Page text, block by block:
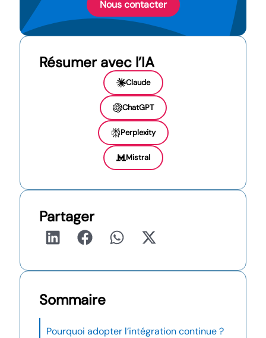
Nous contacter
Résumer avec l’IA
Claude
ChatGPT
Perplexity
Mistral
Partager
Sommaire
Pourquoi adopter l’intégration continue ?